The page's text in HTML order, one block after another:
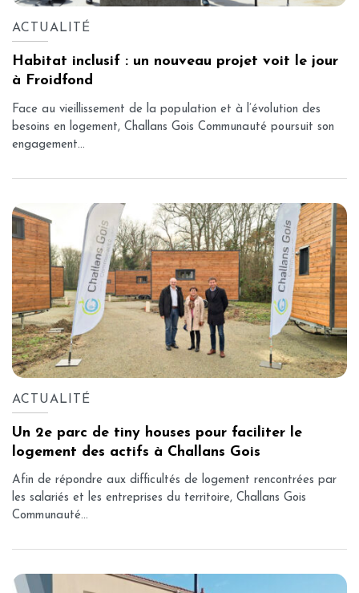
ACTUALITÉ
Habitat inclusif : un nouveau projet voit le jour
à Froidfond
Face au vieillissement de la population et à l’évolution des
besoins en logement, Challans Gois Communauté poursuit son
engagement...
ACTUALITÉ
Un 2e parc de tiny houses pour faciliter le
logement des actifs à Challans Gois
Afin de répondre aux difficultés de logement rencontrées par
les salariés et les entreprises du territoire, Challans Gois
Communauté...